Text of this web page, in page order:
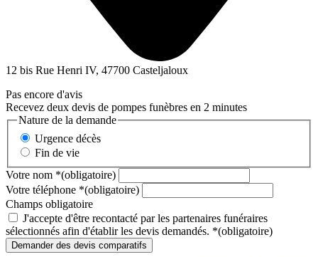
12 bis Rue Henri IV, 47700 Casteljaloux
Pas encore d'avis
Recevez deux devis de pompes funèbres en 2 minutes
Nature de la demande
Urgence décès
Fin de vie
Votre nom *(obligatoire)
Votre téléphone *(obligatoire)
Champs obligatoire
J'accepte d'être recontacté par les partenaires funéraires
sélectionnés afin d'établir les devis demandés. *(obligatoire)